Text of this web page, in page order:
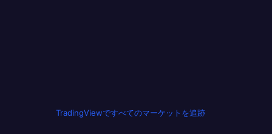
TradingViewですべてのマーケットを追跡